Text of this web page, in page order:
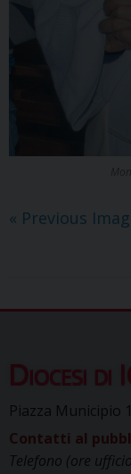
« Previous
Diocesi di
Piazza Municipio
Contatti al
Telefono (ore